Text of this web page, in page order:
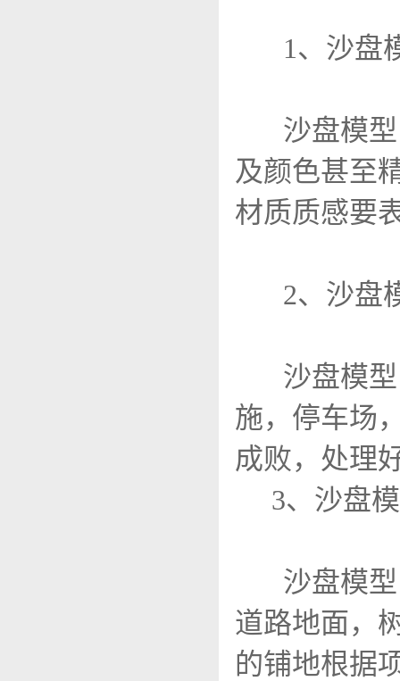
1、沙盘
沙盘模型
及颜色甚至
材质质感要
2、沙盘
沙盘模型
施，停车场
成败，处理
3、沙盘
沙盘模型
道路地面，
的铺地根据